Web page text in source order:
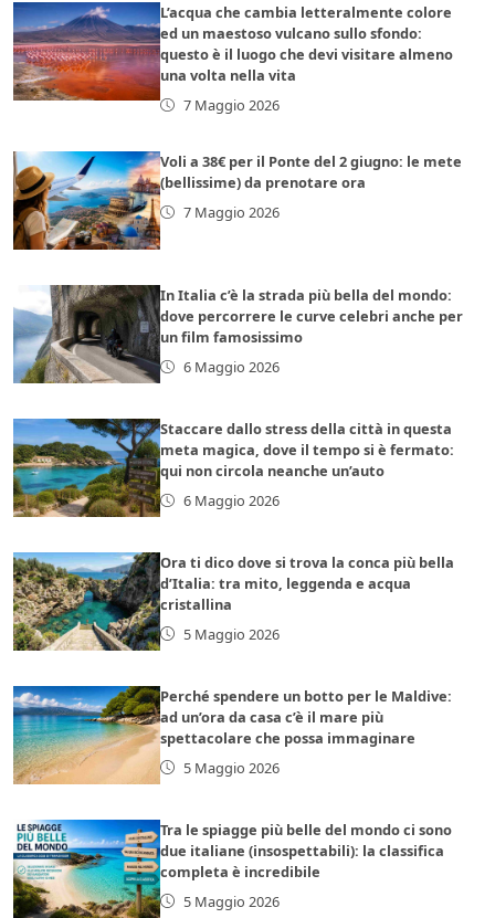
L’acqua che cambia letteralmente colore
ed un maestoso vulcano sullo sfondo:
questo è il luogo che devi visitare almeno
una volta nella vita
7 Maggio 2026
Voli a 38€ per il Ponte del 2 giugno: le mete
(bellissime) da prenotare ora
7 Maggio 2026
In Italia c’è la strada più bella del mondo:
dove percorrere le curve celebri anche per
un film famosissimo
6 Maggio 2026
Staccare dallo stress della città in questa
meta magica, dove il tempo si è fermato:
qui non circola neanche un’auto
6 Maggio 2026
Ora ti dico dove si trova la conca più bella
d’Italia: tra mito, leggenda e acqua
cristallina
5 Maggio 2026
Perché spendere un botto per le Maldive:
ad un’ora da casa c’è il mare più
spettacolare che possa immaginare
5 Maggio 2026
Tra le spiagge più belle del mondo ci sono
due italiane (insospettabili): la classifica
completa è incredibile
5 Maggio 2026